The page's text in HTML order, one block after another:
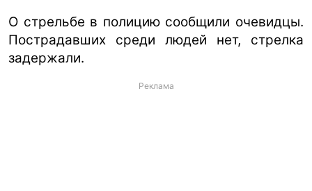
О стрельбе в полицию сообщили очевидцы.
Пострадавших среди людей нет, стрелка
задержали.
Реклама